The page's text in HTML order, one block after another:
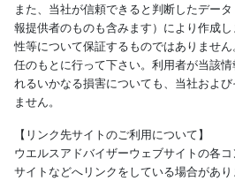
また、当社が信頼できると判断したデー
報提供者のものも含みます）により作成
性等について保証するものではありませ
任のもとに行って下さい。利用者が当該
れるいかなる損害についても、当社およ
ません。
【リンク先サイトのご利用について】
ウエルスアドバイザーウェブサイトの各
サイトなどへリンクをしている場合があ